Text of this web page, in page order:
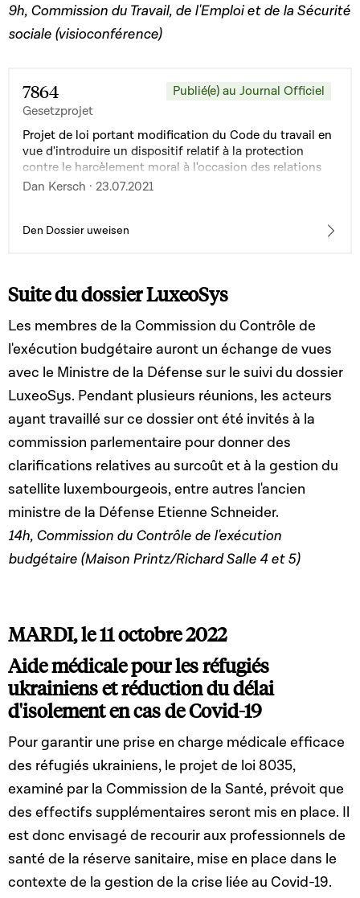
9h, Commission du Travail, de l'Emploi et de la Sécurité
sociale (visioconférence)
7864
Gesetzprojet
Publié(e) au Journal Officiel
Projet de loi portant modification du Code du travail en
vue d'introduire un dispositif relatif à la protection
contre le harcèlement moral à l'occasion des relations
de travail
Dan Kersch · 23.07.2021
Den Dossier uweisen
Suite du dossier LuxeoSys
Les membres de la Commission du Contrôle de
l'exécution budgétaire auront un échange de vues
avec le Ministre de la Défense sur le suivi du dossier
LuxeoSys. Pendant plusieurs réunions, les acteurs
ayant travaillé sur ce dossier ont été invités à la
commission parlementaire pour donner des
clarifications relatives au surcoût et à la gestion du
satellite luxembourgeois, entre autres l'ancien
ministre de la Défense Etienne Schneider.
14h, Commission du Contrôle de l'exécution
budgétaire (Maison Printz/Richard Salle 4 et 5)
MARDI, le 11 octobre 2022
Aide médicale pour les réfugiés
ukrainiens et réduction du délai
d'isolement en cas de Covid-19
Pour garantir une prise en charge médicale efficace
des réfugiés ukrainiens, le projet de loi 8035,
examiné par la Commission de la Santé, prévoit que
des effectifs supplémentaires seront mis en place. Il
est donc envisagé de recourir aux professionnels de
santé de la réserve sanitaire, mise en place dans le
contexte de la gestion de la crise liée au Covid-19.